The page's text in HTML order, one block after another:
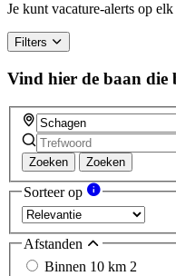
Je kunt vacature-alerts op
Filters
Vind hier de baan die
Zoeken Zoeken
Sorteer op
Afstanden
Binnen 10 km 2